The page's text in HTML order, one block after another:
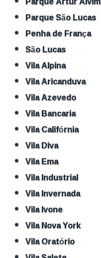
Parque São Lucas
Penha de França
São Lucas
Vila Alpina
Vila Aricanduva
Vila Azevedo
Vila Bancaria
Vila Califórnia
Vila Diva
Vila Ema
Vila Industrial
Vila Invernada
Vila Ivone
Vila Nova York
Vila Oratório